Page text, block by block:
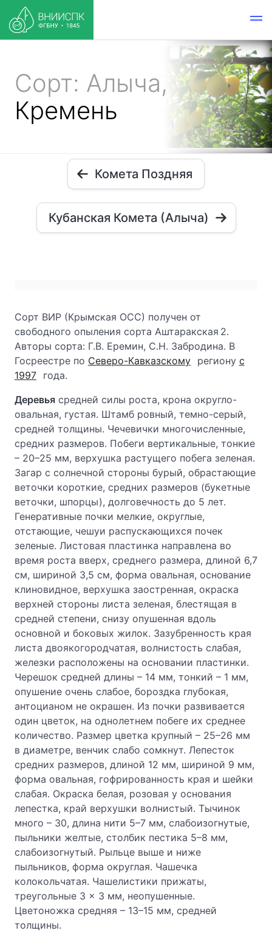
Сорт: Алыча,
Кремень
Комета Поздняя
Кубанская Комета (Алыча)
Сорт ВИР (Крымская ОСС) получен от
свободного опыления сорта Аштаракская 2.
Авторы сорта: Г.В. Еремин, С.Н. Забродина. В
Госреестре по Северо-Кавказскому региону с
1997 года.
Деревья средней силы роста, крона округло-
овальная, густая. Штамб ровный, темно-серый,
средней толщины. Чечевички многочисленные,
средних размеров. Побеги вертикальные, тонкие
– 20–25 мм, верхушка растущего побега зеленая.
Загар с солнечной стороны бурый, обрастающие
веточки короткие, средних размеров (букетные
веточки, шпорцы), долговечность до 5 лет.
Генеративные почки мелкие, округлые,
отстающие, чешуи распускающихся почек
зеленые. Листовая пластинка направлена во
время роста вверх, среднего размера, длиной 6,7
см, шириной 3,5 см, форма овальная, основание
клиновидное, верхушка заостренная, окраска
верхней стороны листа зеленая, блестящая в
средней степени, снизу опушенная вдоль
основной и боковых жилок. Зазубренность края
листа двоякогородчатая, волнистость слабая,
железки расположены на основании пластинки.
Черешок средней длины – 14 мм, тонкий – 1 мм,
опушение очень слабое, бороздка глубокая,
антоцианом не окрашен. Из почки развивается
один цветок, на однолетнем побеге их среднее
количество. Размер цветка крупный – 25–26 мм
в диаметре, венчик слабо сомкнут. Лепесток
средних размеров, длиной 12 мм, шириной 9 мм,
форма овальная, гофрированность края и шейки
слабая. Окраска белая, розовая у основания
лепестка, край верхушки волнистый. Тычинок
много – 30, длина нити 5–7 мм, слабоизогнутые,
пыльники желтые, столбик пестика 5–8 мм,
слабоизогнутый. Рыльце выше и ниже
пыльников, форма округлая. Чашечка
колокольчатая. Чашелистики прижаты,
треугольные 3 × 3 мм, неопушенные.
Цветоножка средняя – 13–15 мм, средней
толщины.